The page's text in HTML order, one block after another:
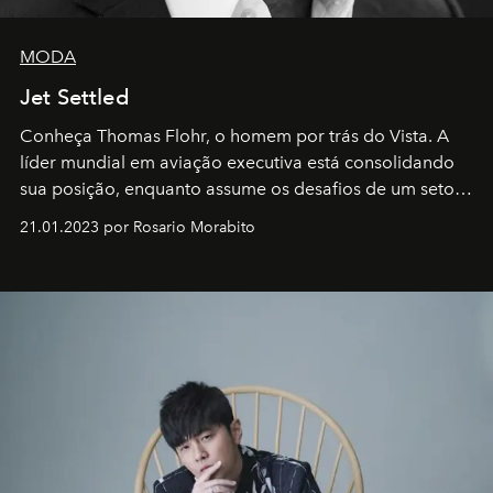
MODA
Jet Settled
Conheça Thomas Flohr, o homem por trás do Vista. A
líder mundial em aviação executiva está consolidando
sua posição, enquanto assume os desafios de um setor
em rápida evolução e redefinindo o conceito de luxo
21.01.2023 por Rosario Morabito